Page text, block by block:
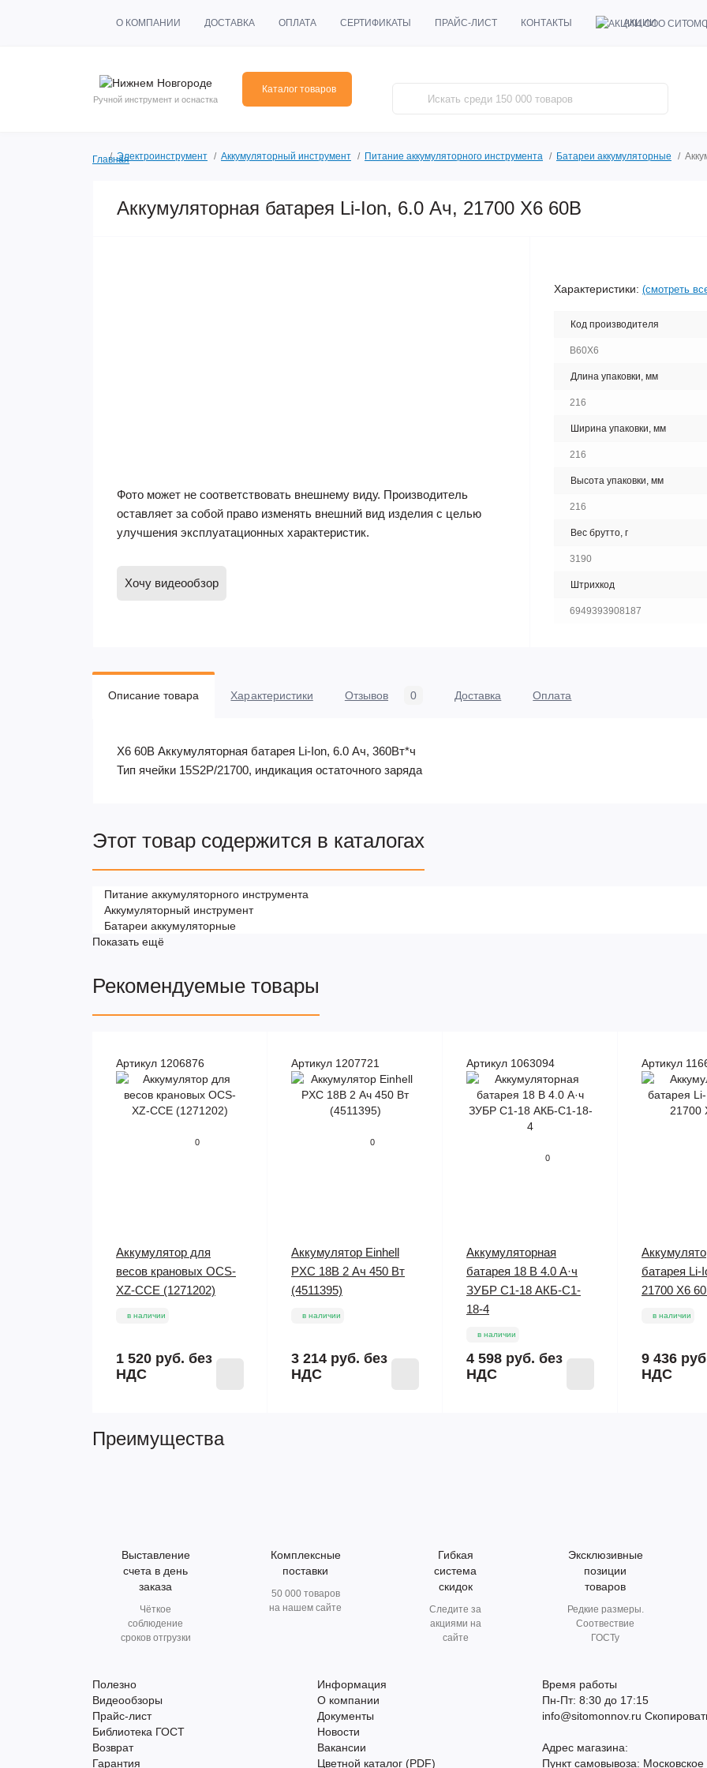
О КОМПАНИИ ДОСТАВКА ОПЛАТА СЕРТИФИКАТЫ ПРАЙС-ЛИСТ КОНТАКТЫ АКЦИИ
Ручной инструмент и оснастка
Каталог товаров
ГлавнаяЭлектроинструмент Аккумуляторный инструмент Питание аккумуляторного инструмента Батареи аккумуляторные
Аккумуляторная батарея Li-Ion, 6.0 Ач, 21700 X6 60В
Фото может не соответствовать внешнему виду. Производитель
оставляет за собой право изменять внешний вид изделия с целью
улучшения эксплуатационных характеристик.
Хочу видеообзор
Характеристики: (смотреть
Код производителя
B60X6
Длина упаковки, мм
216
Ширина упаковки, мм
216
Высота упаковки, мм
216
Вес брутто, г
3190
Штрихкод
6949393908187
Описание товара Характеристики Отзывов 0 Доставка Оплата
X6 60В Аккумуляторная батарея Li-Ion, 6.0 Ач, 360Вт*ч
Тип ячейки 15S2P/21700, индикация остаточного заряда
Этот товар содержится в каталогах
Питание аккумуляторного инструмента
Аккумуляторный инструмент
Батареи аккумуляторные
Показать ещё
Рекомендуемые товары
Артикул 1206876
0
Аккумулятор для
весов крановых OCS-
XZ-CCE (1271202)
в наличии
1 520 руб. без
НДС
Артикул 1207721
0
Аккумулятор Einhell
PXC 18В 2 Ач 450 Вт
(4511395)
в наличии
3 214 руб. без
НДС
Артикул 1063094
0
Аккумуляторная
батарея 18 В 4.0 А·ч
ЗУБР С1-18 АКБ-С1-
18-4
в наличии
4 598 руб. без
НДС
Артикул
батарея Li-
21700 X6
в наличии
9 436
НДС
Преимущества
Выставление
счета в день
заказа
Чёткое
соблюдение
сроков отгрузки
Комплексные
поставки
50 000 товаров
на нашем сайте
Гибкая
система
скидок
Следите за
акциями на
сайте
Эксклюзивные
позиции
товаров
Редкие размеры.
Соотвествие
ГОСТу
Полезно
Видеообзоры
Прайс-лист
Библиотека ГОСТ
Возврат
Гарантия
Информация
О компании
Документы
Новости
Вакансии
Цветной каталог (PDF)
Время работы
Пн-Пт: 8:30 до 17:15
info@sitomonnov.ru
Адрес магазина:
Пункт самовывоза: